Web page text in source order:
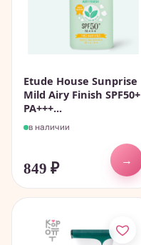
Etude House Sunprise
Mild Airy Finish SPF50+
PA+++...
в наличии
849 ₽
→